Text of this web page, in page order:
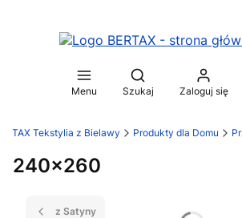
Menu
Otwórz
Szukaj Zaloguj się
Tekstylia z Bielawy Produkty dla Domu
240x260
z Satyny